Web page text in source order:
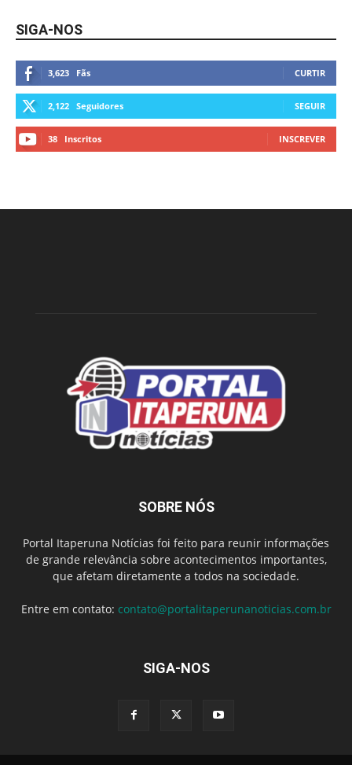
SIGA-NOS
3,623 Fãs CURTIR
2,122 Seguidores SEGUIR
38 Inscritos INSCREVER
SOBRE NÓS
Portal Itaperuna Notícias foi feito para reunir informações
de grande relevância sobre acontecimentos importantes,
que afetam diretamente a todos na sociedade.
Entre em contato: contato@portalitaperunanoticias.com.br
SIGA-NOS